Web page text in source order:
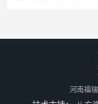
河南福